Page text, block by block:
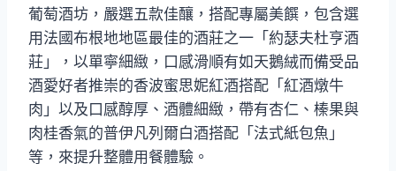
葡萄酒坊，嚴選五款佳釀，搭配專屬美饌，包含選
用法國布根地地區最佳的酒莊之一「約瑟夫杜亨酒
莊」，以單寧細緻，口感滑順有如天鵝絨而備受品
酒愛好者推崇的香波蜜思妮紅酒搭配「紅酒燉牛
肉」以及口感醇厚、酒體細緻，帶有杏仁、榛果與
肉桂香氣的普伊凡列爾白酒搭配「法式紙包魚」
等，來提升整體用餐體驗。